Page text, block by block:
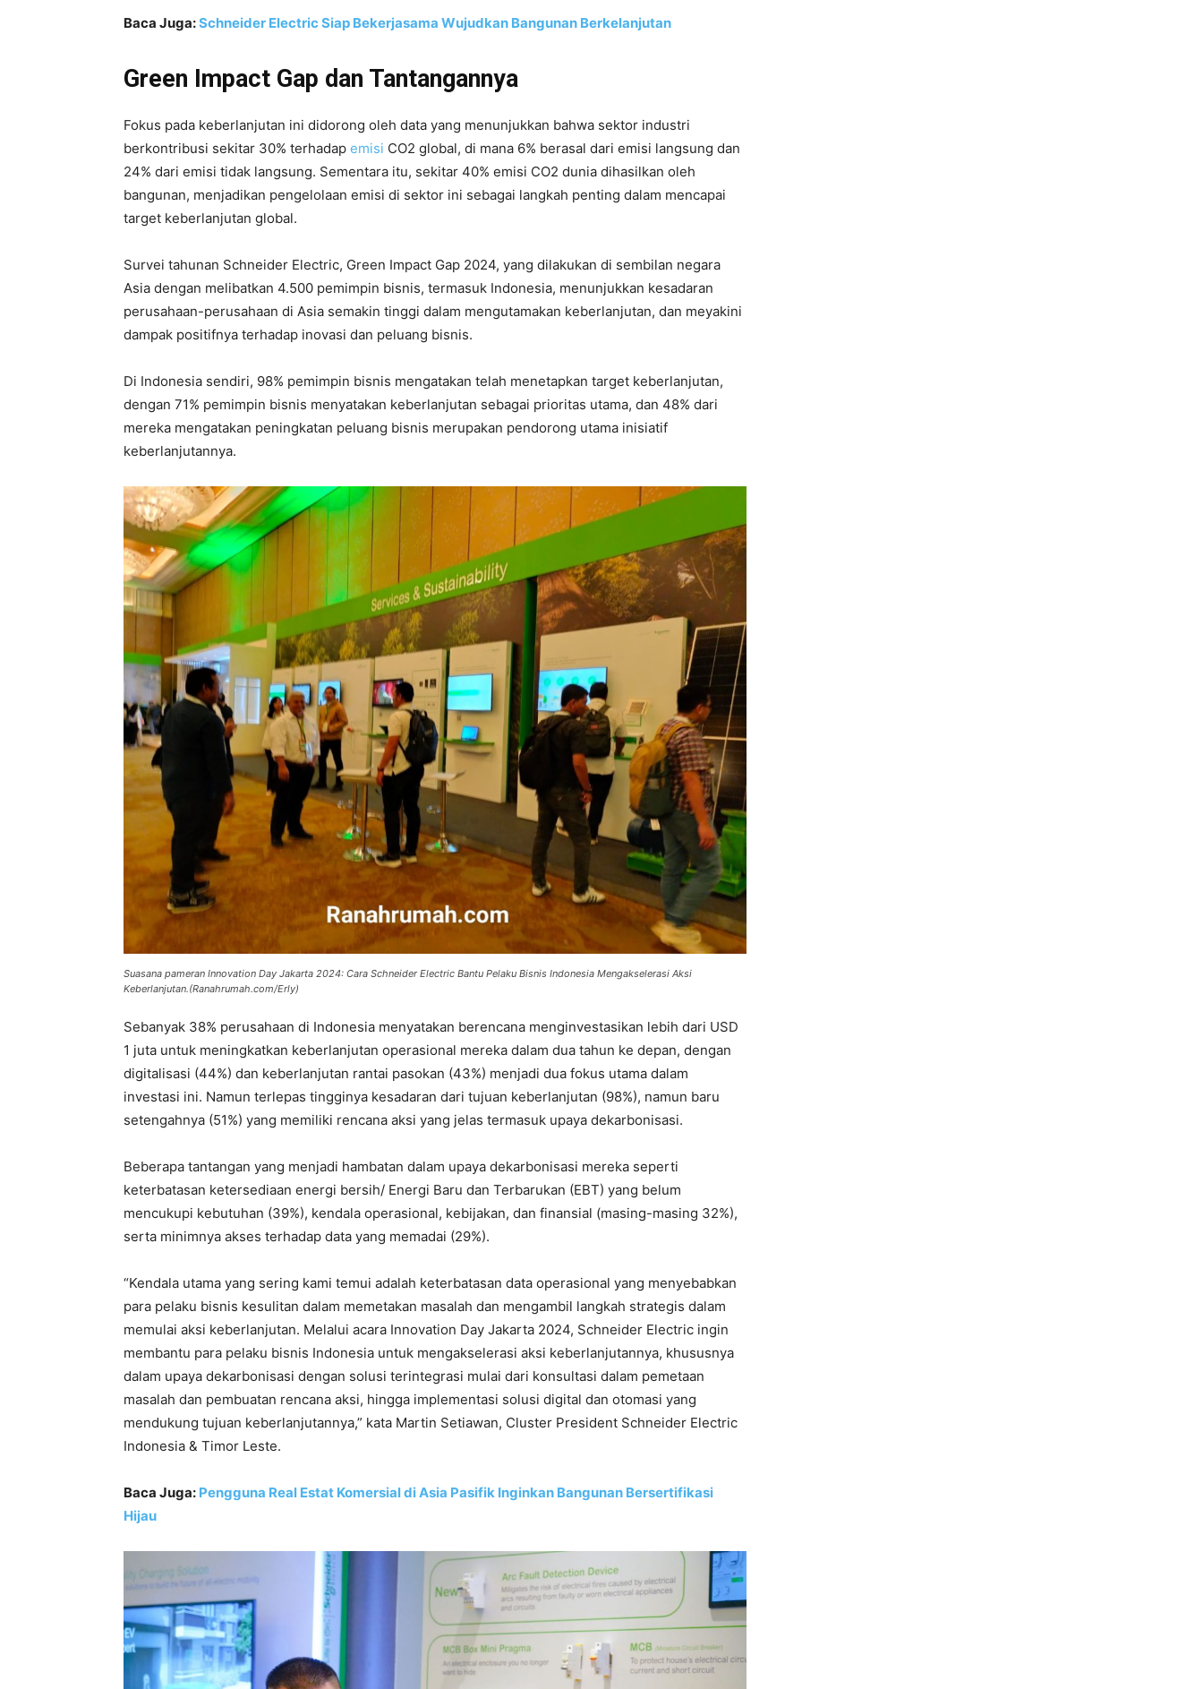
Baca Juga:Schneider Electric Siap Bekerjasama Wujudkan Bangunan Berkelanjutan
Green Impact Gap dan Tantangannya
Fokus pada keberlanjutan ini didorong oleh data yang menunjukkan bahwa sektor industri
berkontribusi sekitar 30% terhadap emisi CO2 global, di mana 6% berasal dari emisi langsung dan
24% dari emisi tidak langsung. Sementara itu, sekitar 40% emisi CO2 dunia dihasilkan oleh
bangunan, menjadikan pengelolaan emisi di sektor ini sebagai langkah penting dalam mencapai
target keberlanjutan global.
Survei tahunan Schneider Electric, Green Impact Gap 2024, yang dilakukan di sembilan negara
Asia dengan melibatkan 4.500 pemimpin bisnis, termasuk Indonesia, menunjukkan kesadaran
perusahaan-perusahaan di Asia semakin tinggi dalam mengutamakan keberlanjutan, dan meyakini
dampak positifnya terhadap inovasi dan peluang bisnis.
Di Indonesia sendiri, 98% pemimpin bisnis mengatakan telah menetapkan target keberlanjutan,
dengan 71% pemimpin bisnis menyatakan keberlanjutan sebagai prioritas utama, dan 48% dari
mereka mengatakan peningkatan peluang bisnis merupakan pendorong utama inisiatif
keberlanjutannya.
Suasana pameran Innovation Day Jakarta 2024: Cara Schneider Electric Bantu Pelaku Bisnis Indonesia Mengakselerasi Aksi
Keberlanjutan.(Ranahrumah.com/Erly)
Sebanyak 38% perusahaan di Indonesia menyatakan berencana menginvestasikan lebih dari USD
1 juta untuk meningkatkan keberlanjutan operasional mereka dalam dua tahun ke depan, dengan
digitalisasi (44%) dan keberlanjutan rantai pasokan (43%) menjadi dua fokus utama dalam
investasi ini. Namun terlepas tingginya kesadaran dari tujuan keberlanjutan (98%), namun baru
setengahnya (51%) yang memiliki rencana aksi yang jelas termasuk upaya dekarbonisasi.
Beberapa tantangan yang menjadi hambatan dalam upaya dekarbonisasi mereka seperti
keterbatasan ketersediaan energi bersih/ Energi Baru dan Terbarukan (EBT) yang belum
mencukupi kebutuhan (39%), kendala operasional, kebijakan, dan finansial (masing-masing 32%),
serta minimnya akses terhadap data yang memadai (29%).
“Kendala utama yang sering kami temui adalah keterbatasan data operasional yang menyebabkan
para pelaku bisnis kesulitan dalam memetakan masalah dan mengambil langkah strategis dalam
memulai aksi keberlanjutan. Melalui acara Innovation Day Jakarta 2024, Schneider Electric ingin
membantu para pelaku bisnis Indonesia untuk mengakselerasi aksi keberlanjutannya, khususnya
dalam upaya dekarbonisasi dengan solusi terintegrasi mulai dari konsultasi dalam pemetaan
masalah dan pembuatan rencana aksi, hingga implementasi solusi digital dan otomasi yang
mendukung tujuan keberlanjutannya,” kata Martin Setiawan, Cluster President Schneider Electric
Indonesia & Timor Leste.
Baca Juga: Pengguna Real Estat Komersial di Asia Pasifik Inginkan Bangunan Bersertifikasi
Hijau